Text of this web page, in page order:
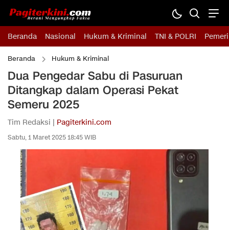
Beranda Nasional Hukum & Kriminal TNI & POLRI
Beranda Hukum & Kriminal
Dua Pengedar Sabu di Pasuruan
Ditangkap dalam Operasi Pekat
Semeru 2025
Tim Redaksi | Pagiterkini.com
Sabtu, 1 Maret 2025 18:45 WIB